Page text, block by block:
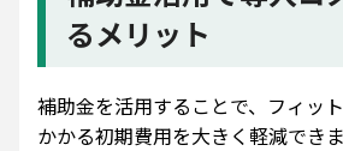
るメリット
補助金を活用することで、フィッ
かかる初期費用を大きく軽減できま